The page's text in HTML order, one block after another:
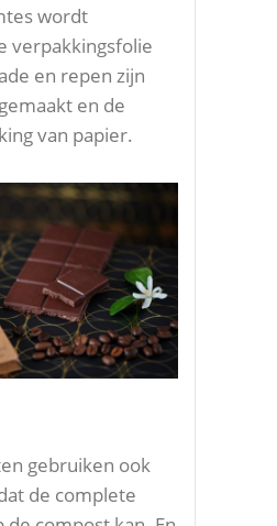
wordt
verpakkingsfolie
en repen zijn
en de
van papier.
gebruiken ook
de complete